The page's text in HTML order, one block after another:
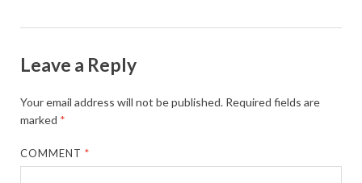
Leave a Reply
Your email address will not be published. Required fields are
marked *
COMMENT*